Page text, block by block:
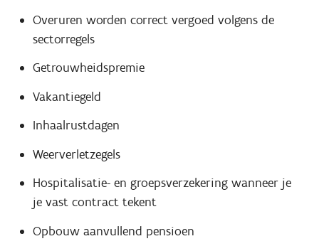
Overuren worden correct vergoed volgens de
sectorregels
Getrouwheidspremie
Vakantiegeld
Inhaalrustdagen
Weerverletzegels
Hospitalisatie- en groepsverzekering wanneer je
je vast contract tekent
Opbouw aanvullend pensioen